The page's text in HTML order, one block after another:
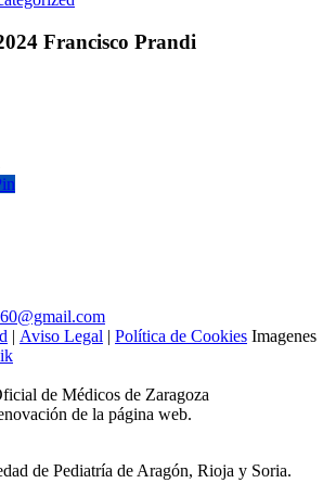
Francisco Prandi
| Aviso Legal | Política de Cookies Imagenes
de Médicos de Zaragoza
de la página web.
de Pediatría de Aragón, Rioja y Soria.